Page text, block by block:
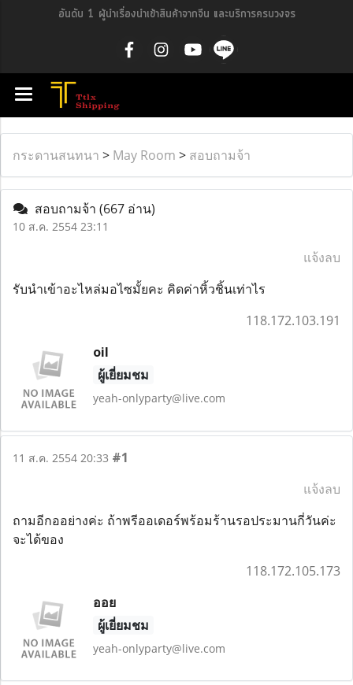
อันดับ 1 ผู้นำเรื่องนำเข้าสินค้าจากจีน และบริการครบวงจร
กระดานสนทนา > May Room > สอบถามจ้า
สอบถามจ้า (667 อ่าน)
10 ส.ค. 2554 23:11
แจ้งลบ
รับนำเข้าอะไหล่มอไซมั้ยคะ คิดค่าหิ้วชิ้นเท่าไร
118.172.103.191
oil
ผู้เยี่ยมชม
yeah-onlyparty@live.com
11 ส.ค. 2554 20:33 #1
แจ้งลบ
ถามอีกออย่างค่ะ ถ้าพรีออเดอร์พร้อมร้านรอประมานกี่วันค่ะ
จะได้ของ
118.172.105.173
ออย
ผู้เยี่ยมชม
yeah-onlyparty@live.com